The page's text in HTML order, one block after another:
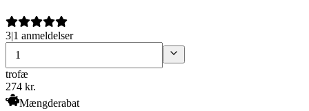
3|1 anmeldelser
trofæ
274 kr.
Mængderabat